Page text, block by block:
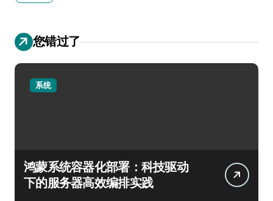
您错过了
系统
鸿蒙系统容器化部署：科技驱动
下的服务器高效编排实践